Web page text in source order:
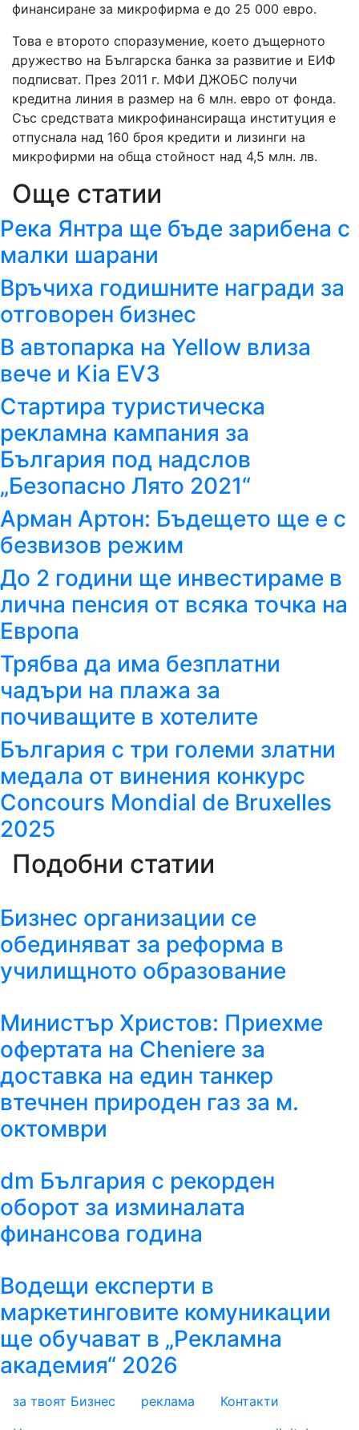
финансиране за микрофирма е до 25 000 евро.
Това е второто споразумение, което дъщерното
дружество на Българска банка за развитие и ЕИФ
подписват. През 2011 г. МФИ ДЖОБС получи
кредитна линия в размер на 6 млн. евро от фонда.
Със средствата микрофинансираща институция е
отпуснала над 160 броя кредити и лизинги на
микрофирми на обща стойност над 4,5 млн. лв.
Още статии
Река Янтра ще бъде зарибена с
малки шарани
Връчиха годишните награди за
отговорен бизнес
В автопарка на Yellow влиза
вече и Kia EV3
Стартира туристическа
рекламна кампания за
България под надслов
„Безопасно Лято 2021“
Арман Артон: Бъдещето ще е с
безвизов режим
До 2 години ще инвестираме в
лична пенсия от всяка точка на
Европа
Трябва да има безплатни
чадъри на плажа за
почиващите в хотелите
България с три големи златни
медала от винения конкурс
Concours Mondial de Bruxelles
2025
Подобни статии
Бизнес организации се
обединяват за реформа в
училищното образование
Министър Христов: Приехме
офертата на Cheniere за
доставка на един танкер
втечнен природен газ за м.
октомври
dm България с рекорден
оборот за изминалата
финансова година
Водещи експерти в
маркетинговите комуникации
ще обучават в „Рекламна
академия“ 2026
за твоят Бизнес реклама Контакти